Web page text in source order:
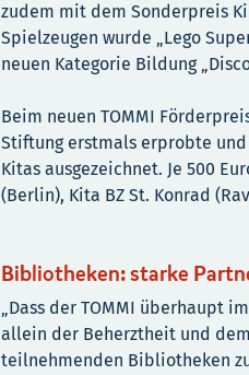
zudem mit dem Sonderpreis
Spielzeugen wurde „Lego
neuen Kategorie Bildung
Beim neuen TOMMI
Stiftung erstmals erprobte
Kitas ausgezeichnet. Je 500
(Berlin), Kita BZ St. Konrad
Bibliotheken: starke
„Dass der TOMMI überhaupt
allein der Beherztheit und
teilnehmenden Bibliotheken